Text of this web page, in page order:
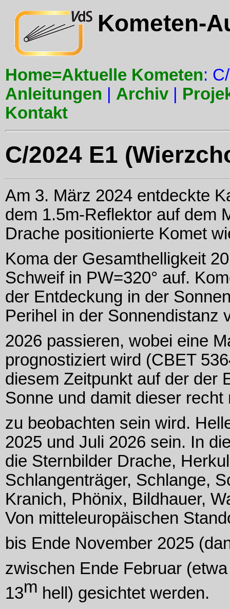
Kometen-
Home=Aktuelle Kometen:
Anleitungen
Archiv
Kontakt
C/2024 E1
Am 3. März 2024 entdeckte
dem 1.5m-Reflektor auf dem
Drache positionierte Komet
Koma der Gesamthelligkeit
Schweif in PW=320° auf.
der Entdeckung in der
Perihel in der Sonnendistanz
2026 passieren, wobei eine
prognostiziert wird (CBET
diesem Zeitpunkt auf der der
Sonne und damit dieser
zu beobachten sein wird.
2025 und Juli 2026 sein. In
die Sternbilder Drache,
Schlangenträger, Schlange,
Kranich, Phönix, Bildhauer,
Von mitteleuropäischen
bis Ende November 2025
zwischen Ende Februar
13m hell) gesichtet werden.